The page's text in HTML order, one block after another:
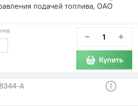
подачей топлива, ОАО
− +
Купить
А